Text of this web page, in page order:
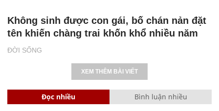
ĐỜI SỐNG
Không sinh được con gái, bố chán nản đặt
tên khiến chàng trai khốn khổ nhiều năm
XEM THÊM BÀI VIẾT
Đọc nhiều Bình luận nhiều